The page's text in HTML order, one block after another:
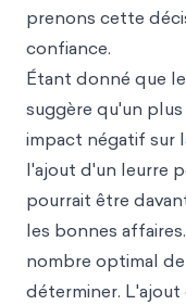
prenons cette
confiance.
Étant donné que
suggère qu'un
impact négatif sur
l'ajout d'un leurre
pourrait être
les bonnes
nombre optimal
déterminer.